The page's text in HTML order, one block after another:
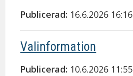
Publicerad: 16.6.2026 16:16
Valinformation
Publicerad: 10.6.2026 11:55